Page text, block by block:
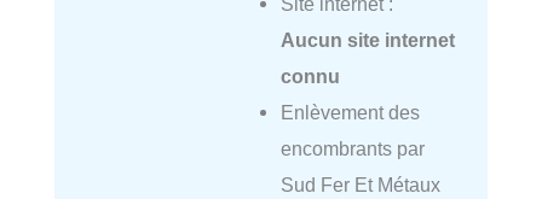
Aucun site internet
connu
Enlèvement des
encombrants par
Sud Fer Et Métaux